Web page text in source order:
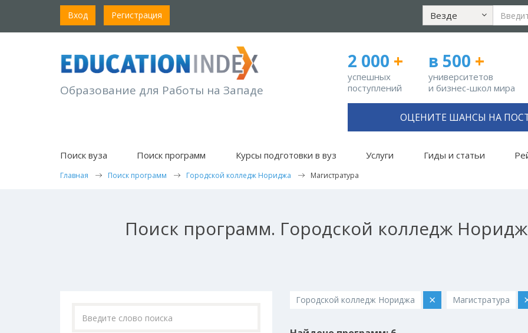
Вход Регистрация Везде
Образование для Работы на Западе
2 000 +
успешных
поступлений
в 500 +
университетов
и бизнес-школ мира
ОЦЕНИТЕ ШАНСЫ НА
Поиск вуза Поиск программ Курсы подготовки в вуз Услуги Гиды и статьи
Главная Поиск программ Городской колледж Нориджа Магистратура
Поиск программ. Городской колледж
Городской колледж Нориджа × Магистратура